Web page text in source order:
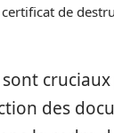
de
sont
des